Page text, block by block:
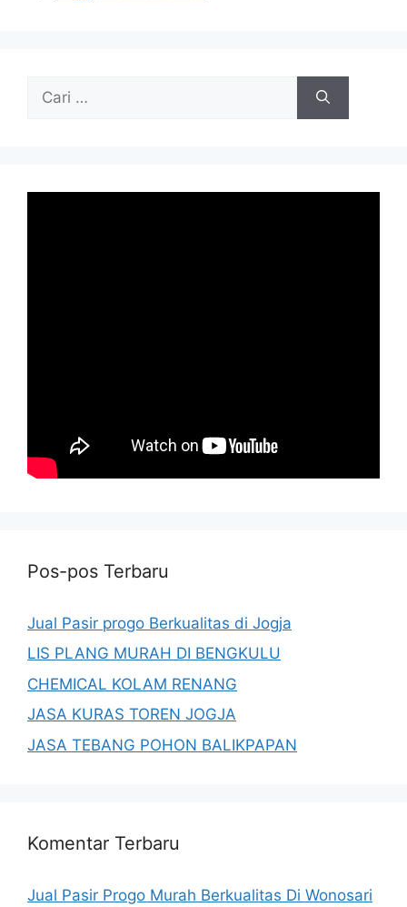
untuk:
Pos-pos Terbaru
Jual Pasir progo Berkualitas di Jogja
LIS PLANG MURAH DI BENGKULU
CHEMICAL KOLAM RENANG
JASA KURAS TOREN JOGJA
JASA TEBANG POHON BALIKPAPAN
Komentar Terbaru
Jual Pasir Progo Murah Berkualitas Di Wonosari